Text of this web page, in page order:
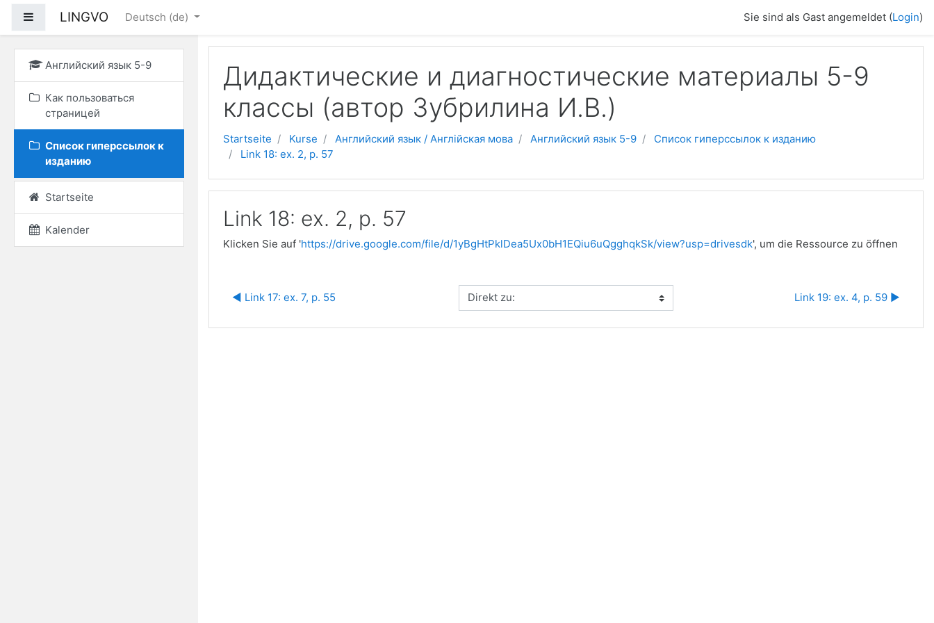
Website-Übersicht
LINGVO Deutsch ‎(de)‎ Sie sind als Gast angemeldet (Login)
Английский язык 5-9
Как пользоваться
страницей
Список гиперссылок к
изданию
Startseite
Kalender
Дидактические и диагностические материалы 5-9
классы (автор Зубрилина И.В.)
Startseite Kurse Английский язык / Англійская мова Английский язык 5-9
Список гиперссылок к изданию
Link 18: ex. 2, p. 57
Link 18: ex. 2, p. 57
Klicken Sie auf 'https://drive.google.com/file/d/1yBgHtPklDea5Ux0bH1EQiu6uQgghqkSk/view?usp=drivesdk', um die Ressource zu öffnen
◀︎ Link 17: ex. 7, p. 55 Direkt zu: Link 19: ex. 4, p. 59 ▶︎